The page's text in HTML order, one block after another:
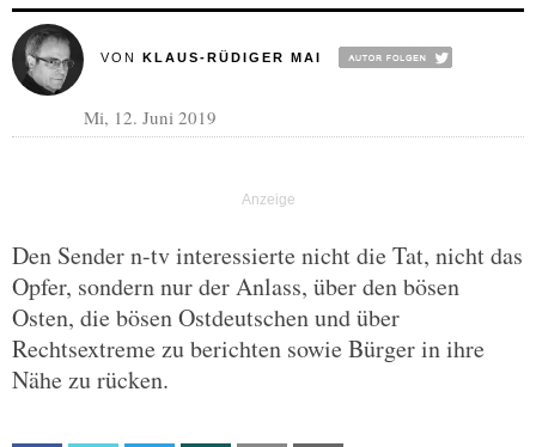
VON KLAUS-RÜDIGER MAI
Mi, 12. Juni 2019
Den Sender n-tv interessierte nicht die Tat, nicht das
Opfer, sondern nur der Anlass, über den bösen
Osten, die bösen Ostdeutschen und über
Rechtsextreme zu berichten sowie Bürger in ihre
Nähe zu rücken.